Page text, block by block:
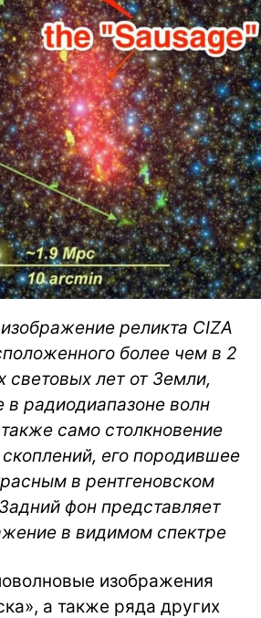
реликта CIZA
более чем в 2
световых лет от Земли,
в радиодиапазоне волн
само столкновение
скоплений, его породившее
в рентгеновском
фон представляет
в видимом спектре
изображения
а также ряда других